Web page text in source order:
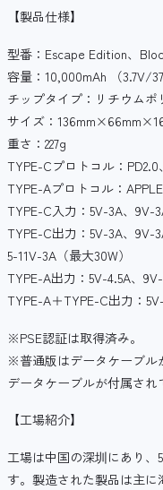
【製品仕様】
型番：Escape Edition、
容量：10,000mAh （3.7V/
チップタイプ：リチウムポ
サイズ：
重さ：227g
TYPE-Cプロトコル：
TYPE-Aプロトコル：
TYPE-C入力：5V-3A、9V-
TYPE-C出力：5V-3A、9V-
5-11V-3A（最大30W）
TYPE-A出力：5V-4.5A、9V-
TYPE-A＋TYPE-C出力：
※PSE認証は取得済み。
※普通版はデータケーブル
データケーブルが付属され
【工場紹介】
工場は中国の深圳にあり、
す。製造された製品は主に